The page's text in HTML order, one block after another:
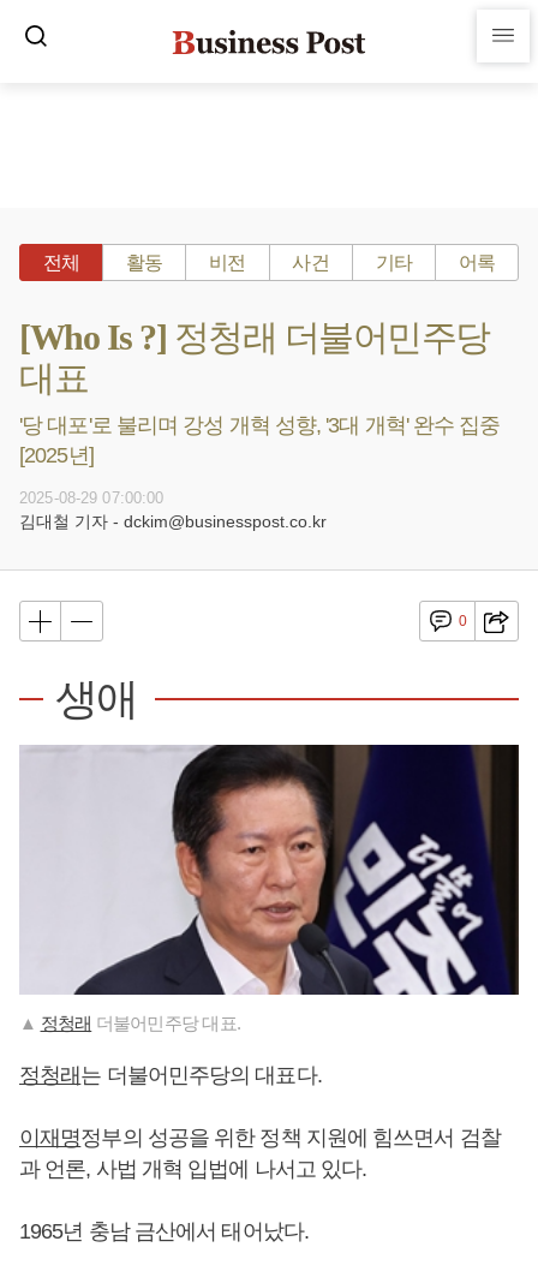
전체 활동 비전 사건 기타 어록
[Who Is ?] 정청래 더불어민주당
대표
'당 대포'로 불리며 강성 개혁 성향, '3대 개혁' 완수 집중
[2025년]
2025-08-29 07:00:00
김대철 기자 - dckim@businesspost.co.kr
0
생애
▲ 정청래 더불어민주당 대표.
정청래 는 더불어민주당의 대표다.
이재명정부의 성공을 위한 정책 지원에 힘쓰면서 검찰
과 언론, 사법 개혁 입법에 나서고 있다.
1965년 충남 금산에서 태어났다.